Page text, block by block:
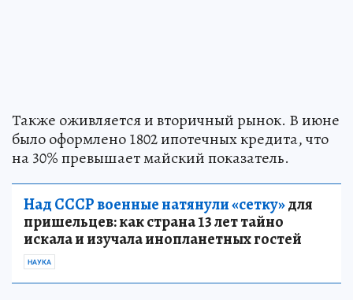
Также оживляется и вторичный рынок. В июне
было оформлено 1802 ипотечных кредита, что
на 30% превышает майский показатель.
Над СССР военные натянули «сетку»для
пришельцев: как страна 13 лет тайно
искала и изучала инопланетных гостей
НАУКА